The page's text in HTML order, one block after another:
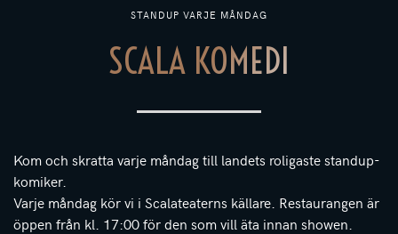
STANDUP VARJE MÅNDAG
SCALA KOMEDI
Kom och skratta varje måndag till landets roligaste standup-
komiker.
Varje måndag kör vi i Scalateaterns källare. Restaurangen är
öppen från kl. 17:00 för den som vill äta innan showen.